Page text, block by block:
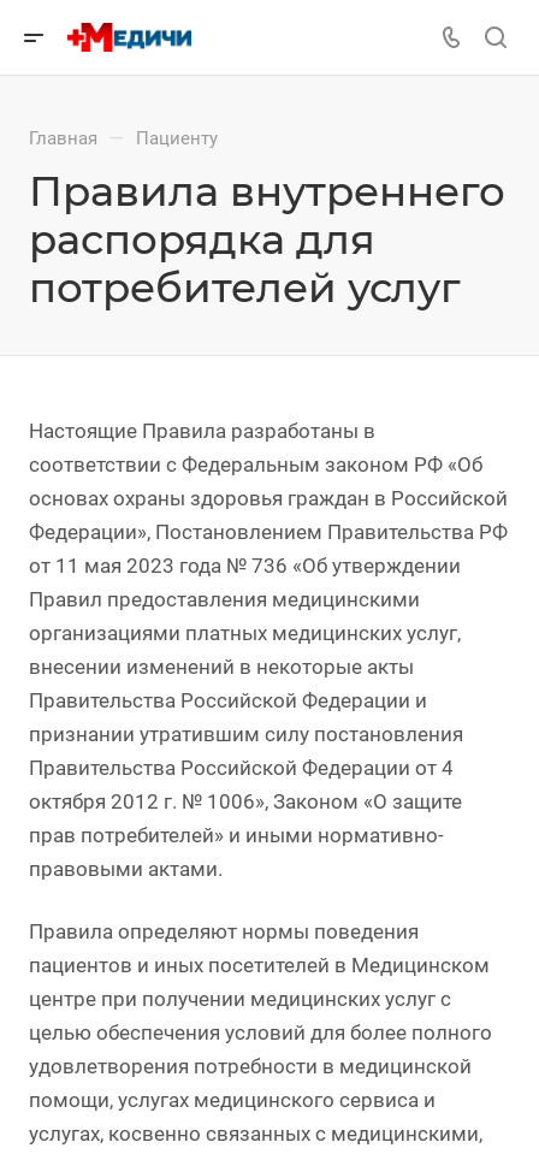
Главная — Пациенту
Правила внутреннего
распорядка для
потребителей услуг
Настоящие Правила разработаны в
соответствии с Федеральным законом РФ «Об
основах охраны здоровья граждан в Российской
Федерации», Постановлением Правительства РФ
от 11 мая 2023 года № 736 «Об утверждении
Правил предоставления медицинскими
организациями платных медицинских услуг,
внесении изменений в некоторые акты
Правительства Российской Федерации и
признании утратившим силу постановления
Правительства Российской Федерации от 4
октября 2012 г. № 1006», Законом «О защите
прав потребителей» и иными нормативно-
правовыми актами.
Правила определяют нормы поведения
пациентов и иных посетителей в Медицинском
центре при получении медицинских услуг с
целью обеспечения условий для более полного
удовлетворения потребности в медицинской
помощи, услугах медицинского сервиса и
услугах, косвенно связанных с медицинскими,